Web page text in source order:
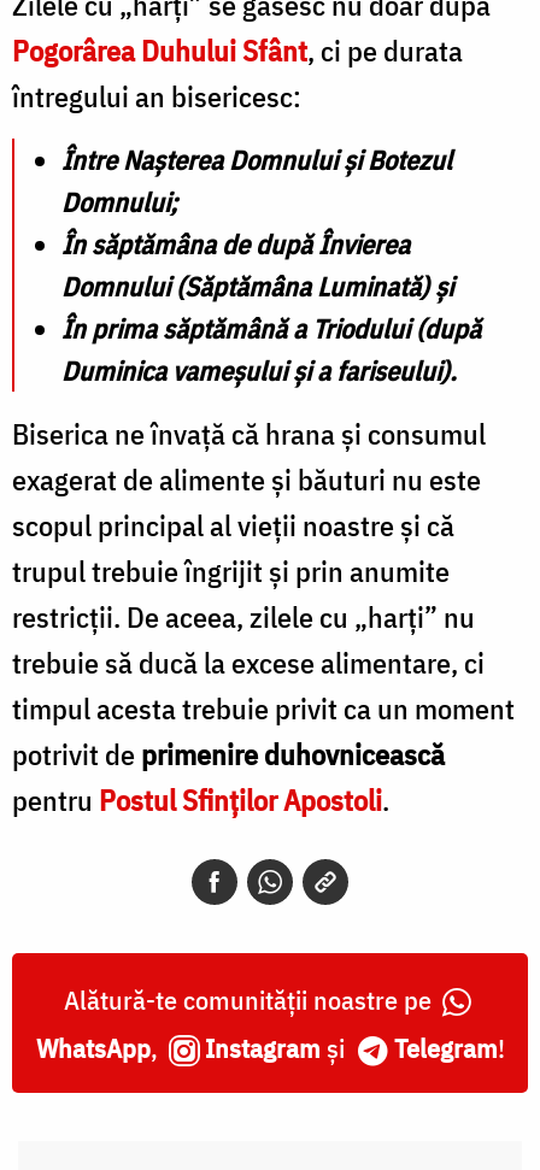
Pogorârea Duhului Sfânt, ci pe durata
întregului an bisericesc:
Între Nașterea Domnului și Botezul
Domnului;
În săptămâna de după Învierea
Domnului (Săptămâna Luminată) și
În prima săptămână a Triodului (după
Duminica vameșului și a fariseului).
Biserica ne învață că hrana și consumul
exagerat de alimente și băuturi nu este
scopul principal al vieții noastre și că
trupul trebuie îngrijit și prin anumite
restricții. De aceea, zilele cu „harți” nu
trebuie să ducă la excese alimentare, ci
timpul acesta trebuie privit ca un moment
potrivit deprimenire duhovnicească
pentru Postul Sfinţilor Apostoli.
Alătură-te comunității noastre pe
WhatsApp, Instagram și Telegram!